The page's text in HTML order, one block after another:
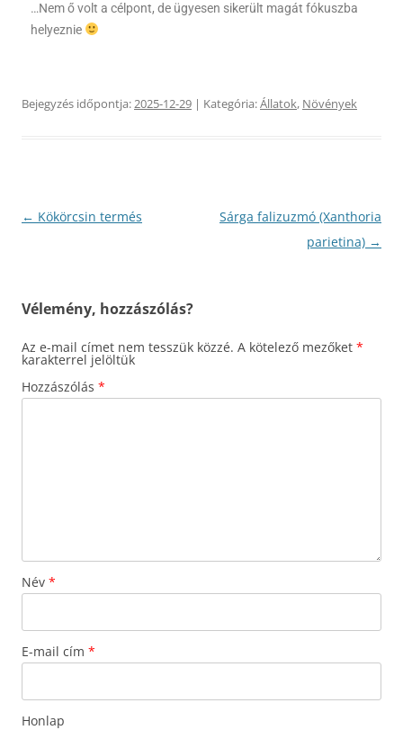
…Nem ő volt a célpont, de ügyesen sikerült magát fókuszba
helyeznie
Bejegyzés időpontja:2025-12-29 | Kategória:Állatok, Növények
Bejegyzés
← Kökörcsin termés
Sárga falizuzmó (Xanthoria
parietina) →
Vélemény, hozzászólás?
Az e-mail címet nem tesszük közzé. A kötelező mezőket *
karakterrel jelöltük
Hozzászólás *
Név *
E-mail cím *
Honlap